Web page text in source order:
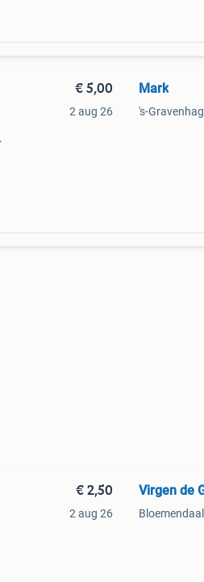
€ 5,00
2 aug 26
Mark
's-
€ 2,50
2 aug 26
Virgen de
Bloemendaal